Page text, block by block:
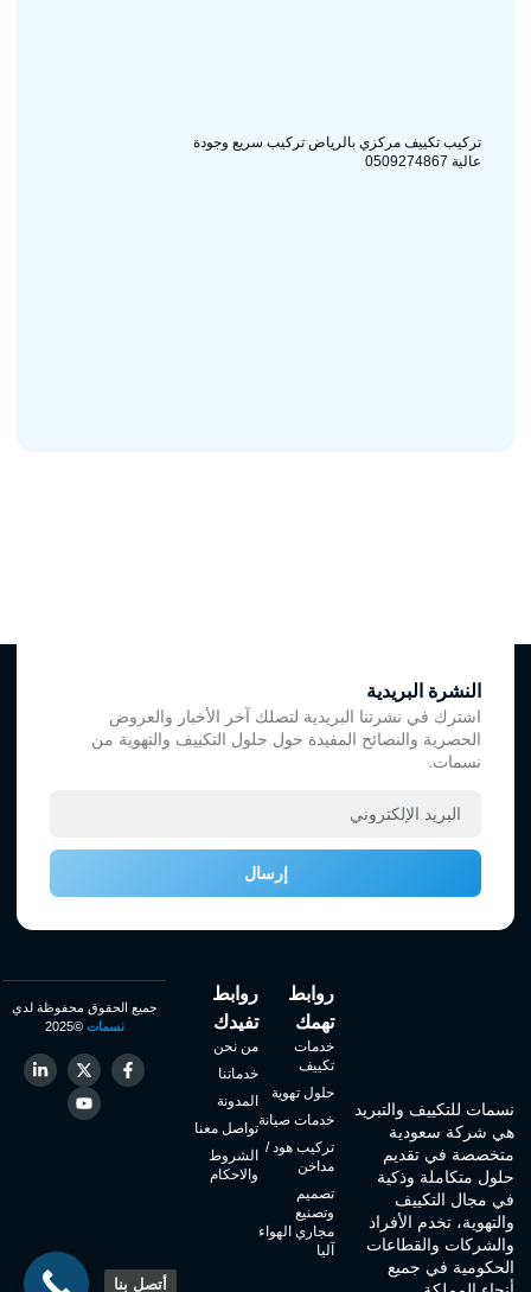
تركيب تكييف مركزي بالرياض تركيب سريع وجودة
عالية 0509274867
نسمات للتكييف والتبريد
هي شركة سعودية
متخصصة في تقديم
حلول متكاملة وذكية
في مجال التكييف
والتهوية، تخدم الأفراد
والشركات والقطاعات
الحكومية في جميع
روابط
تهمك
خدمات
تكييف
حلول تهوية
خدمات صيانة
تركيب هود /
مداخن
تصميم
وتصنيع
مجاري الهواء
آليا
روابط
تفيدك
من نحن
خدماتنا
المدونة
تواصل معنا
الشروط
والاحكام
جميع الحقوق محفوظة لدي
نسمات©2025
النشرة البريدية
اشترك في نشرتنا البريدية لتصلك آخر الأخبار والعروض
الحصرية والنصائح المفيدة حول حلول التكييف والتهوية من
نسمات.
إرسال
أتصل بنا